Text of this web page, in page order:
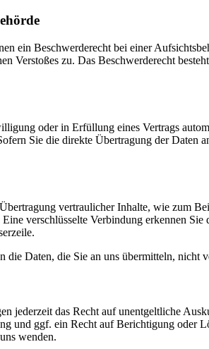
ein Beschwerderecht bei einer
Verstoßes zu. Das Beschwerderecht
oder in Erfüllung eines Vertrags
Sie die direkte Übertragung der Daten
vertraulicher Inhalte, wie zum
verschlüsselte Verbindung erkennen
Daten, die Sie an uns übermitteln, nicht
jederzeit das Recht auf unentgeltliche
und ggf. ein Recht auf Berichtigung oder
wenden.